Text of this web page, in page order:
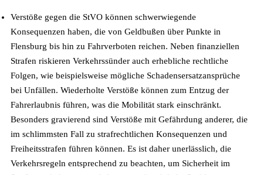
Verstöße gegen die StVO können schwerwiegende
Konsequenzen haben, die von Geldbußen über Punkte in
Flensburg bis hin zu Fahrverboten reichen. Neben finanziellen
Strafen riskieren Verkehrssünder auch erhebliche rechtliche
Folgen, wie beispielsweise mögliche Schadensersatzansprüche
bei Unfällen. Wiederholte Verstöße können zum Entzug der
Fahrerlaubnis führen, was die Mobilität stark einschränkt.
Besonders gravierend sind Verstöße mit Gefährdung anderer, die
im schlimmsten Fall zu strafrechtlichen Konsequenzen und
Freiheitsstrafen führen können. Es ist daher unerlässlich, die
Verkehrsregeln entsprechend zu beachten, um Sicherheit im